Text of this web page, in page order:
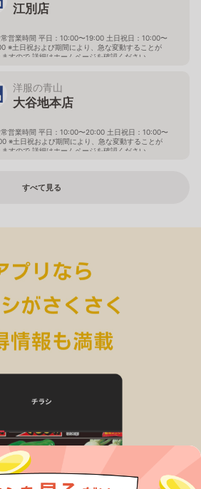
江別店
営業時間 平日：10:00〜19:00 土日祝日：10:00〜
※土日祝および期間により、急な変動することが
ますので 詳細はホームページを確認ください
洋服の青山
大谷地本店
営業時間 平日：10:00〜20:00 土日祝日：10:00〜
※土日祝および期間により、急な変動することが
ますので 詳細はホームページを確認ください
すべて見る